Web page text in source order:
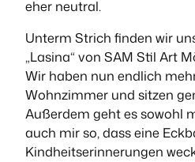
eher neutral.
Unterm Strich finden wir
„Lasina“ von SAM Stil Art
Wir haben nun endlich
Wohnzimmer und sitzen
Außerdem geht es sowohl
auch mir so, dass eine
Kindheitserinnerungen